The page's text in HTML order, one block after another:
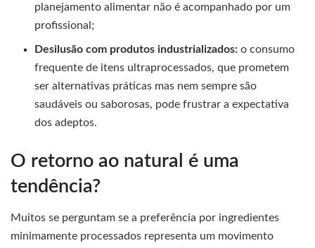
planejamento alimentar não é acompanhado por um
profissional;
Desilusão com produtos industrializados:o consumo
frequente de itens ultraprocessados, que prometem
ser alternativas práticas mas nem sempre são
saudáveis ou saborosas, pode frustrar a expectativa
dos adeptos.
O retorno ao natural é uma
tendência?
Muitos se perguntam se a preferência por ingredientes
minimamente processados representa um movimento